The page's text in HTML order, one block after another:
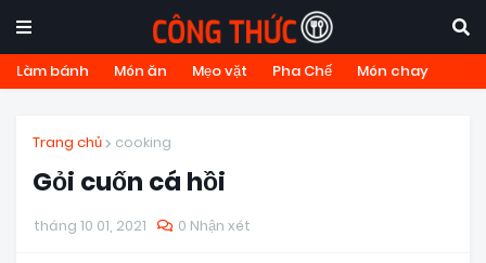
Làm bánh Món ăn Mẹo vặt Pha Chế Món chay
Trang chủ cooking
Gỏi cuốn cá hồi
tháng 10 01, 2021 0 Nhận xét